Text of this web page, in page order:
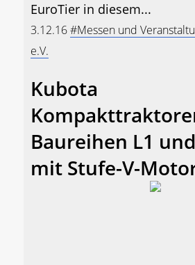
EuroTier in diesem...
3.12.16#Messen und
e.V.
Kubota
Baureihen L1
mit Stufe-V-